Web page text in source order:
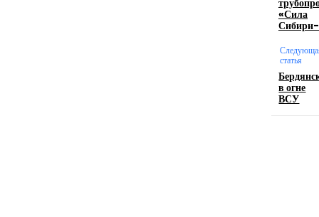
логотипом: эффективный инструмент бренда
Девушка в бокале: легендарный номер бурлеска
«Сила
статья
в огне
ВСУ